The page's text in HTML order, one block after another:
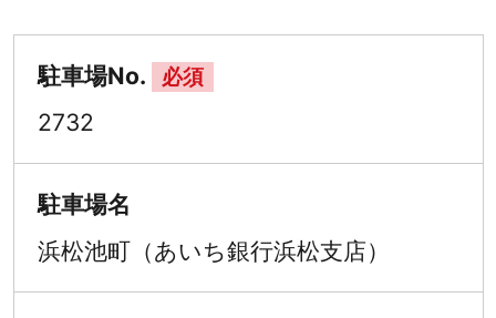
駐車場No. 必須
2732
駐車場名
浜松池町（あいち銀行浜松支店）